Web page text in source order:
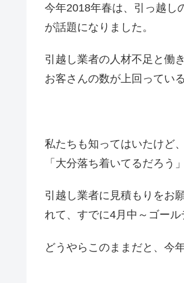
今年2018年春は、引っ越し
が話題になりました。
引越し業者の人材不足と働
お客さんの数が上回ってい
私たちも知ってはいたけど
「大分落ち着いてるだろう
引越し業者に見積もりをお
れて、すでに4月中～ゴー
どうやらこのままだと、今